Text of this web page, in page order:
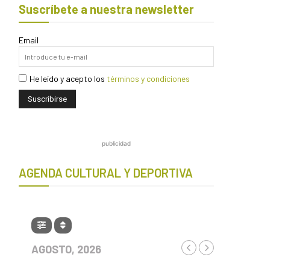
Suscríbete a nuestra newsletter
Email
He leído y acepto los términos y condiciones
publicidad
AGENDA CULTURAL Y DEPORTIVA
AGOSTO, 2026